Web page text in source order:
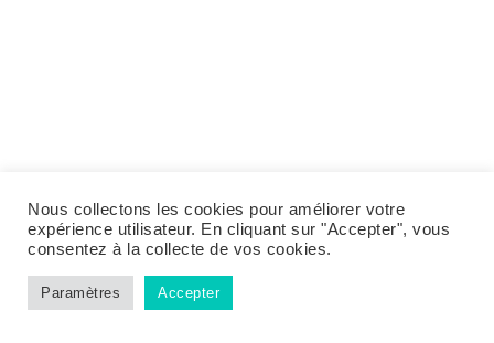
Nous collectons les cookies pour améliorer votre
expérience utilisateur. En cliquant sur "Accepter", vous
consentez à la collecte de vos cookies.
Paramètres Accepter